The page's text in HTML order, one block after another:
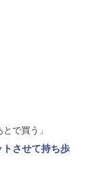
で買う」
させて持ち歩